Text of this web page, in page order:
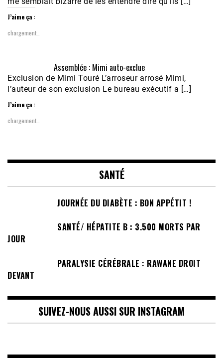
J’aime ça :
chargement…
Assemblée : Mimi auto-exclue
Exclusion de Mimi Touré L’arroseur arrosé Mimi,
l’auteur de son exclusion Le bureau exécutif a […]
J’aime ça :
chargement…
SANTÉ
JOURNÉE DU DIABÈTE : BON APPÉTIT !
SANTÉ/ HÉPATITE B : 3.500 MORTS PAR
JOUR
PARALYSIE CÉRÉBRALE : RAWANE DROIT
DEVANT
SUIVEZ-NOUS AUSSI SUR INSTAGRAM